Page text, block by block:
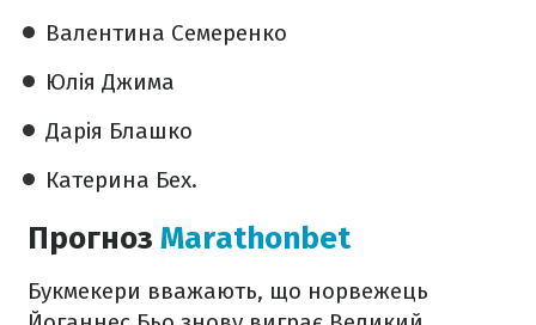
Валентина Семеренко
Юлія Джима
Дарія Блашко
Катерина Бех.
Прогноз Marathonbet
Букмекери вважають, що норвежець